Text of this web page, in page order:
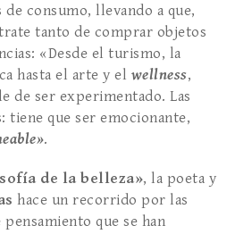
consumo, llevando a que,
tanto de comprar objetos
«Desde el turismo, la
hasta el arte y el wellness,
de ser experimentado. Las
tiene que ser emocionante,
.
de la belleza», la poeta y
hace un recorrido por las
que se han